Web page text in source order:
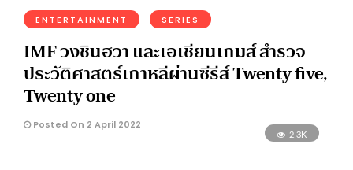
ENTERTAINMENT SERIES
IMF วงชินฮวา และเอเชียนเกมส์ สำรวจ
ประวัติศาสตร์เกาหลีผ่านซีรีส์ Twenty five,
Twenty one
Posted On 2 April 2022
2.3K